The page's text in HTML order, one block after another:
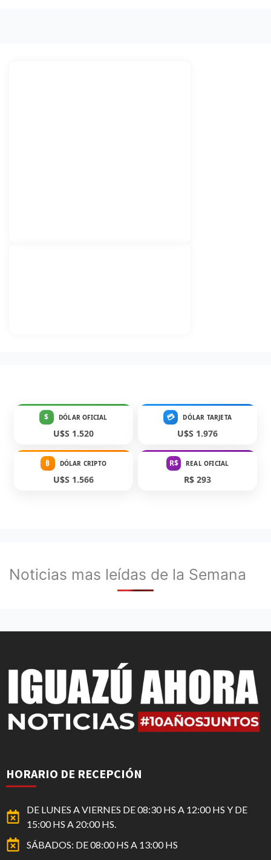
$ DÓLAR OFICIAL
U$S 1.520
💳 DÓLAR TARJETA
U$S 1.976
₿ DÓLAR CRIPTO
U$S 1.566
R$ REAL OFICIAL
R$ 293
Noticias mas leídas de la Semana
HORARIO DE RECEPCIÓN
DE LUNES A VIERNES DE 08:30 HS A 12:00 HS Y DE
15:00 HS A 20:00 HS.
SÁBADOS: DE 08:00 HS A 13:00 HS